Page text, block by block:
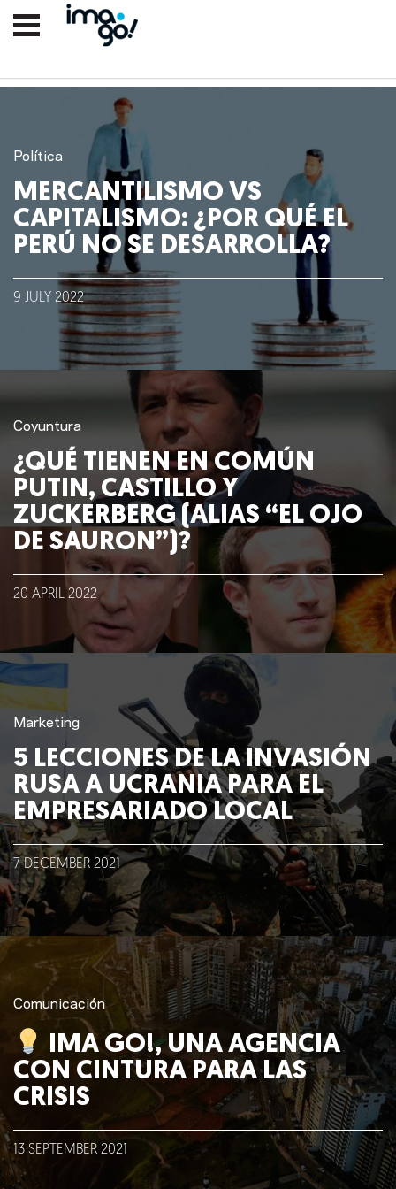
Nosotros
Clientes
Lo que hacemos
Blog
Talento
Conversemos
Política
MERCANTILISMO VS
CAPITALISMO: ¿POR QUÉ EL
PERÚ NO SE DESARROLLA?
9 JULY 2022
Coyuntura
¿QUÉ TIENEN EN COMÚN
PUTIN, CASTILLO Y
ZUCKERBERG (ALIAS “EL OJO
DE SAURON”)?
20 APRIL 2022
Marketing
5 LECCIONES DE LA INVASIÓN
RUSA A UCRANIA PARA EL
EMPRESARIADO LOCAL
7 DECEMBER 2021
Comunicación
IMA GO!, UNA AGENCIA
CON CINTURA PARA LAS
CRISIS
13 SEPTEMBER 2021